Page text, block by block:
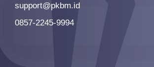
support@pkbm.id
0857-2245-9994